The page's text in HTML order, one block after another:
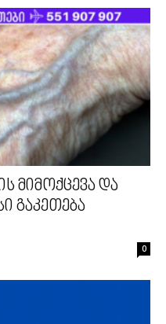
მიმოქცევა და
გაკეთება
0